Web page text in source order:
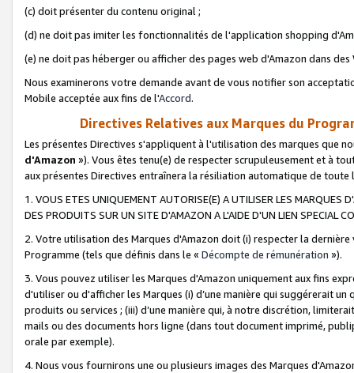
(c) doit présenter du contenu original ;
(d) ne doit pas imiter les fonctionnalités de l'application shopping
(e) ne doit pas héberger ou afficher des pages web d'Amazon dans
Nous examinerons votre demande avant de vous notifier son
Mobile acceptée aux fins de l'Accord.
Directives Relatives aux Marques du
Les présentes Directives s'appliquent à l'utilisation des marques que
d'Amazon »). Vous êtes tenu(e) de respecter scrupuleusement et à
aux présentes Directives entraînera la résiliation automatique de
1. VOUS ETES UNIQUEMENT AUTORISE(E) A UTILISER LES MARQUES
DES PRODUITS SUR UN SITE D'AMAZON A L'AIDE D'UN LIEN SPECIAL
2. Votre utilisation des Marques d'Amazon doit (i) respecter la
Programme (tels que définis dans le « Décompte de rémunération »).
3. Vous pouvez utiliser les Marques d'Amazon uniquement aux fins
d'utiliser ou d'afficher les Marques (i) d’une manière qui suggérerait
produits ou services ; (iii) d’une manière qui, à notre discrétion,
mails ou des documents hors ligne (dans tout document imprimé,
orale par exemple).
4. Nous vous fournirons une ou plusieurs images des Marques